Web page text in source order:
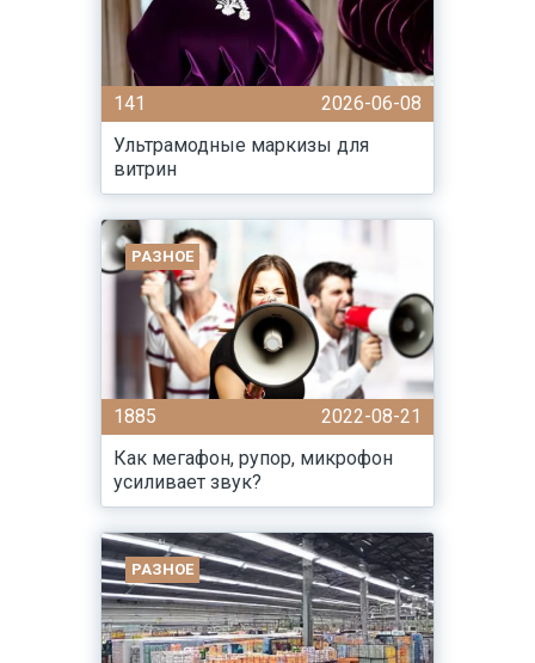
141
2026-06-08
Ультрамодные маркизы для
витрин
РАЗНОЕ
1885
2022-08-21
Как мегафон, рупор, микрофон
усиливает звук?
РАЗНОЕ